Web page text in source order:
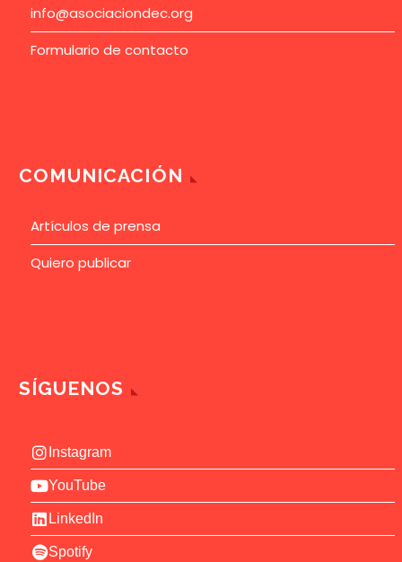
info@asociaciondec.org
Formulario de contacto
COMUNICACIÓN
Artículos de prensa
Quiero publicar
SÍGUENOS
Instagram
YouTube
LinkedIn
Spotify